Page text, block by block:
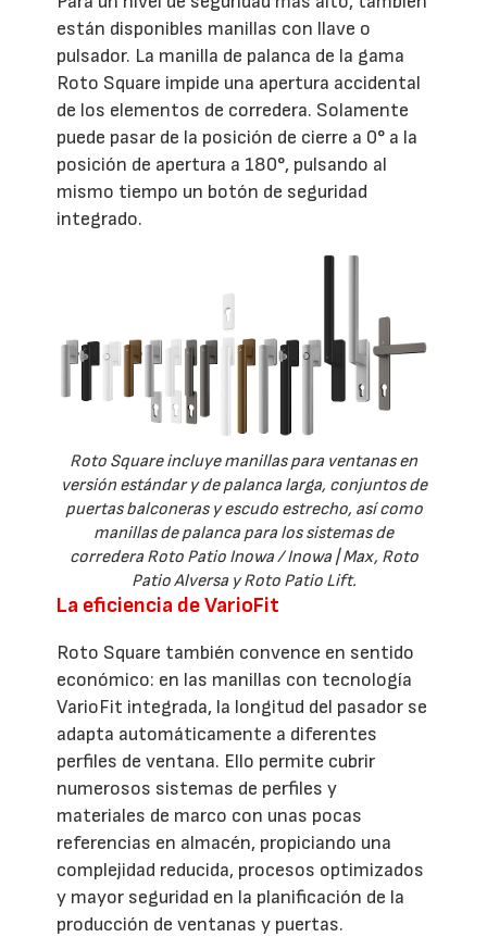
están disponibles manillas con llave o
pulsador. La manilla de palanca de la gama
Roto Square impide una apertura accidental
de los elementos de corredera. Solamente
puede pasar de la posición de cierre a 0° a la
posición de apertura a 180°, pulsando al
mismo tiempo un botón de seguridad
integrado.
Roto Square incluye manillas para ventanas en
versión estándar y de palanca larga, conjuntos de
puertas balconeras y escudo estrecho, así como
manillas de palanca para los sistemas de
corredera Roto Patio Inowa / Inowa | Max, Roto
Patio Alversa y Roto Patio Lift.
La eficiencia de VarioFit
Roto Square también convence en sentido
económico: en las manillas con tecnología
VarioFit integrada, la longitud del pasador se
adapta automáticamente a diferentes
perfiles de ventana. Ello permite cubrir
numerosos sistemas de perfiles y
materiales de marco con unas pocas
referencias en almacén, propiciando una
complejidad reducida, procesos optimizados
y mayor seguridad en la planificación de la
producción de ventanas y puertas.